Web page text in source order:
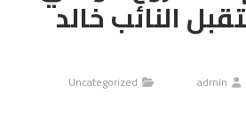
النائب خالد
admin
Uncategorized